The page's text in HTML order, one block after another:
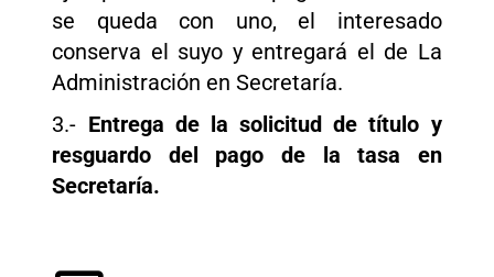
se queda con uno, el interesado
conserva el suyo y entregará el de La
Administración en Secretaría.
3.- Entrega de la solicitud de título y
resguardo del pago de la tasa en
Secretaría.